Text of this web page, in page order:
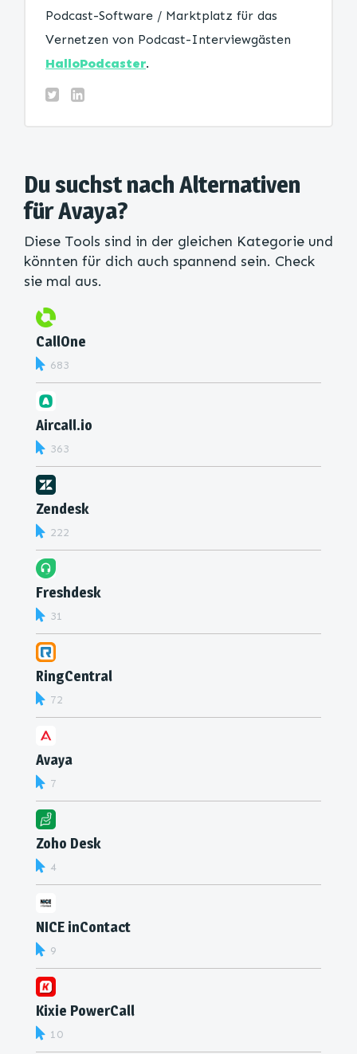
Podcast-Software / Marktplatz für das
Vernetzen von Podcast-Interviewgästen
HalloPodcaster.
Du suchst nach Alternativen
für Avaya?
Diese Tools sind in der gleichen Kategorie und
könnten für dich auch spannend sein. Check
sie mal aus.
CallOne
683
Aircall.io
363
Zendesk
222
Freshdesk
31
RingCentral
72
Avaya
7
Zoho Desk
4
NICE inContact
9
Kixie PowerCall
10